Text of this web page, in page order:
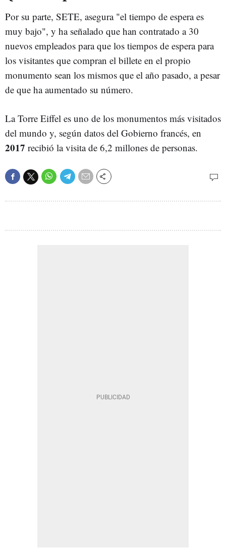
Por su parte, SETE, asegura "el tiempo de espera es
muy bajo", y ha señalado que han contratado a 30
nuevos empleados para que los tiempos de espera para
los visitantes que compran el billete en el propio
monumento sean los mismos que el año pasado, a pesar
de que ha aumentado su número.
La Torre Eiffel es uno de los monumentos más visitados
del mundo y, según datos del Gobierno francés, en
2017 recibió la visita de 6,2 millones de personas.